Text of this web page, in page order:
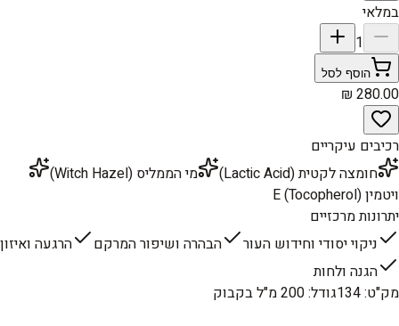
במלאי
1
הוסף לסל
רכיבים עיקריים
חומצה לקטית (Lactic Acid)
מי הממליס (Witch Hazel)
ויטמין E (Tocopherol)
יתרונות מרכזיים
ניקוי יסודי וחידוש העור
הבהרה ושיפור המרקם
הרגעה ואיזון
הגנה ולחות
מק"ט:
134גודל:200 מ"ל בקבוק